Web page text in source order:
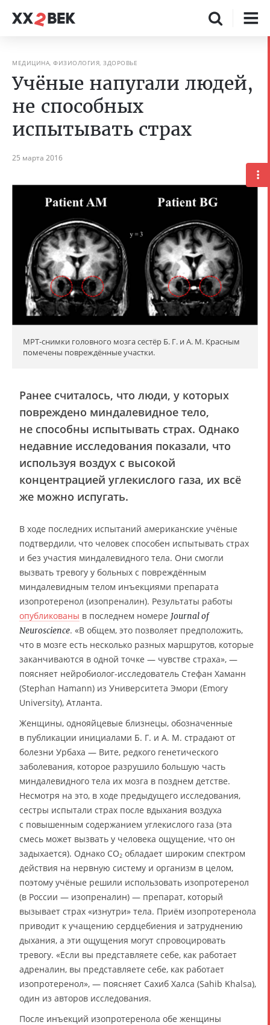
МЕДИЦИНА, ФИЗИОЛОГИЯ, ЗДОРОВЬЕ
Учёные напугали людей,
не способных
испытывать страх
25 марта 2016
МРТ-снимки головного мозга сестёр Б. Г. и А. М. Красным
помечены повреждённые участки.
Ранее считалось, что люди, у которых
повреждено миндалевидное тело,
не способны испытывать страх. Однако
недавние исследования показали, что
используя воздух с высокой
концентрацией углекислого газа, их всё
же можно испугать.
В ходе последних испытаний американские учёные
подтвердили, что человек способен испытывать страх
и без участия миндалевидного тела. Они смогли
вызвать тревогу у больных с повреждённым
миндалевидным телом инъекциями препарата
изопротеренол (изопреналин). Результаты работы
опубликованы в последнем номере Journal of
Neuroscience. «В общем, это позволяет предположить,
что в мозге есть несколько разных маршрутов, которые
заканчиваются в одной точке — чувстве страха», —
поясняет нейробиолог-исследователь Стефан Хаманн
(Stephan Hamann) из Университета Эмори (Emory
University), Атланта.
Женщины, однояйцевые близнецы, обозначенные
в публикации инициалами Б. Г. и А. М. страдают от
болезни Урбаха — Вите, редкого генетического
заболевания, которое разрушило большую часть
миндалевидного тела их мозга в позднем детстве.
Несмотря на это, в ходе предыдущего исследования,
сестры испытали страх после вдыхания воздуха
с повышенным содержанием углекислого газа (эта
смесь может вызвать у человека ощущение, что он
задыхается). Однако CO2 обладает широким спектром
действия на нервную систему и организм в целом,
поэтому учёные решили использовать изопротеренол
(в России — изопреналин) — препарат, который
вызывает страх «изнутри» тела. Приём изопротеренола
приводит к учащению сердцебиения и затруднению
дыхания, а эти ощущения могут спровоцировать
тревогу. «Если вы представляете себе, как работает
адреналин, вы представляете себе, как работает
изопротеренол», — поясняет Сахиб Халса (Sahib Khalsa),
один из авторов исследования.
После инъекций изопротеренола обе женщины